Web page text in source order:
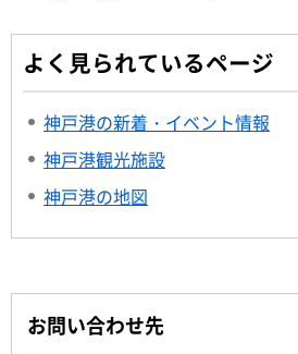
よく見られているページ
神戸港の新着・イベント情報
神戸港観光施設
神戸港の地図
お問い合わせ先